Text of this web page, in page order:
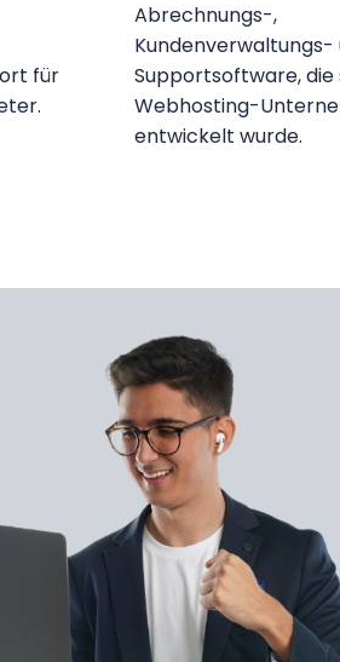
für
Abrechnungs-,
Kundenverwaltungs-
Supportsoftware, die
Webhosting-
entwickelt wurde.